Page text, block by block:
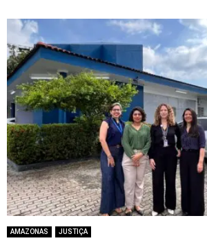
AMAZONAS JUSTIÇA